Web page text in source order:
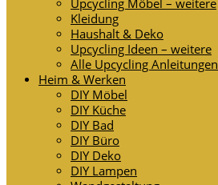
Upcycling Möbel – weitere
Kleidung
Haushalt & Deko
Upcycling Ideen – weitere
Alle Upcycling Anleitungen
Heim & Werken
DIY Möbel
DIY Küche
DIY Bad
DIY Büro
DIY Deko
DIY Lampen